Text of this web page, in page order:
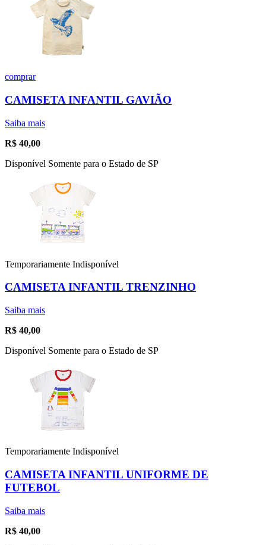
comprar
CAMISETA INFANTIL GAVIÃO
Saiba mais
R$ 40,00
Disponível Somente para o Estado de SP
Temporariamente Indisponível
CAMISETA INFANTIL TRENZINHO
Saiba mais
R$ 40,00
Disponível Somente para o Estado de SP
Temporariamente Indisponível
CAMISETA INFANTIL UNIFORME DE
FUTEBOL
Saiba mais
R$ 40,00